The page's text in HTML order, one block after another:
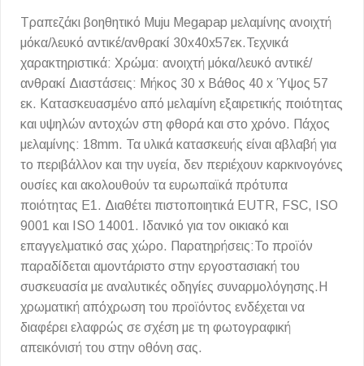
Τραπεζάκι βοηθητικό Muju Megapap μελαμίνης ανοιχτή
μόκα/λευκό αντικέ/ανθρακί 30x40x57εκ.Τεχνικά
χαρακτηριστικά: Χρώμα: ανοιχτή μόκα/λευκό αντικέ/
ανθρακί Διαστάσεις: Μήκος 30 x Βάθος 40 x Ύψος 57
εκ. Κατασκευασμένο από μελαμίνη εξαιρετικής ποιότητας
και υψηλών αντοχών στη φθορά και στο χρόνο. Πάχος
μελαμίνης: 18mm. Τα υλικά κατασκευής είναι αβλαβή για
το περιβάλλον και την υγεία, δεν περιέχουν καρκινογόνες
ουσίες και ακολουθούν τα ευρωπαϊκά πρότυπα
ποιότητας Ε1. Διαθέτει πιστοποιητικά EUTR, FSC, ISO
9001 και ISO 14001. Ιδανικό για τον οικιακό και
επαγγελματικό σας χώρο. Παρατηρήσεις:Το προϊόν
παραδίδεται αμοντάριστο στην εργοστασιακή του
συσκευασία με αναλυτικές οδηγίες συναρμολόγησης.Η
χρωματική απόχρωση του προϊόντος ενδέχεται να
διαφέρει ελαφρώς σε σχέση με τη φωτογραφική
απεικόνισή του στην οθόνη σας.